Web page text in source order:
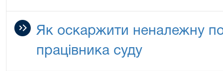
Як оскаржити неналежну
працівника суду